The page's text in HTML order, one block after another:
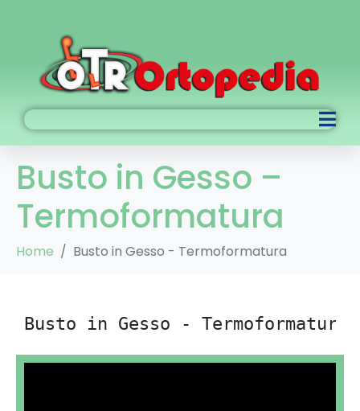
Busto in Gesso –
Termoformatura
Home Busto in Gesso - Termoformatura
Busto in Gesso - Termoformatura